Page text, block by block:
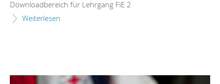
Downloadbereich für Lehrgang FiE 2
Weiterlesen